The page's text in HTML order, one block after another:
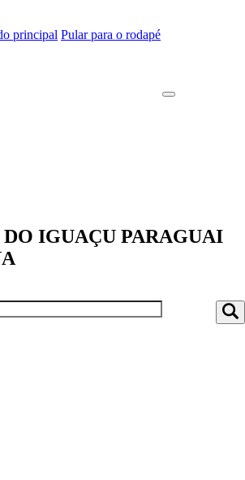
principal Pular para o rodapé
IGUAÇU PARAGUAI